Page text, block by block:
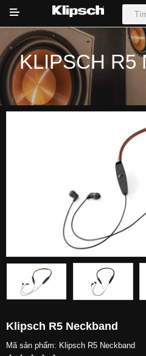
DỰ ÁN
Hỗ trợ
KLIPSCH R5
Klipsch R5 Neckband
Mã sản phẩm: Klipsch R5 Neckband